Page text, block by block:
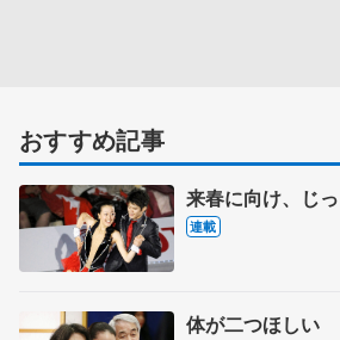
おすすめ記事
来春に向け、じ
連載
体が二つほしい